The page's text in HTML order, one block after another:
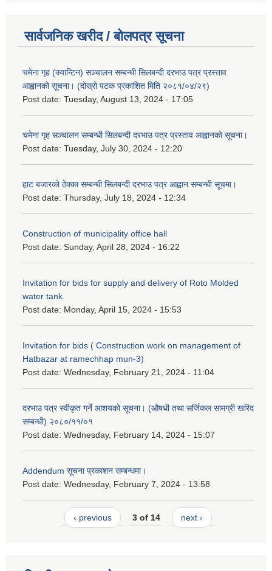
सार्वजनिक खरीद / बोलपत्र सूचना
चमेना गृह (क्यान्टिन) सञ्चालन सम्बन्धी सिलबन्दी दरभाउ पत्र प्रस्ताव
आह्वानको सूचना। (दोस्रो पटक प्रकाशित मिति २०८१/०४/२९)
Post date: Tuesday, August 13, 2024 - 17:05
चमेना गृह सञ्चालन सम्बन्धी सिलबन्दी दरभाउ पत्र प्रस्ताव आह्वानको सूचना।
Post date: Tuesday, July 30, 2024 - 12:20
हाट बजारको ठेक्का सम्बन्धी सिलबन्दी दरभाउ पत्र आह्वान सम्बन्धी सूचमा।
Post date: Thursday, July 18, 2024 - 12:34
Construction of municipality office hall
Post date: Sunday, April 28, 2024 - 16:22
Invitation for bids for supply and delivery of Roto Molded
water tank.
Post date: Monday, April 15, 2024 - 15:53
Invitation for bids ( Construction work on management of
Hatbazar at ramechhap mun-3)
Post date: Wednesday, February 21, 2024 - 11:04
दरभाउ पत्र स्वीकृत गर्ने आशयको सूचना। (औषधी तथा सर्जिकल सामग्री खरिद
सम्बन्धी) २०८०/११/०१
Post date: Wednesday, February 14, 2024 - 15:07
Addendum सूचना प्रकाशन सम्बन्धमा।
Post date: Wednesday, February 7, 2024 - 13:58
‹ previous 3 of 14 next ›